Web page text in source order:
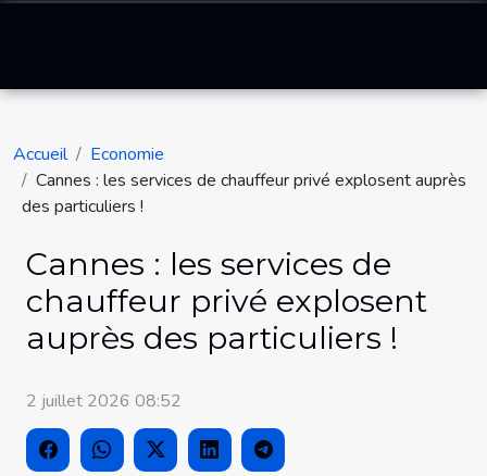
Accueil
Economie
Cannes : les services de chauffeur privé explosent auprès
des particuliers !
Cannes : les services de
chauffeur privé explosent
auprès des particuliers !
2 juillet 2026 08:52